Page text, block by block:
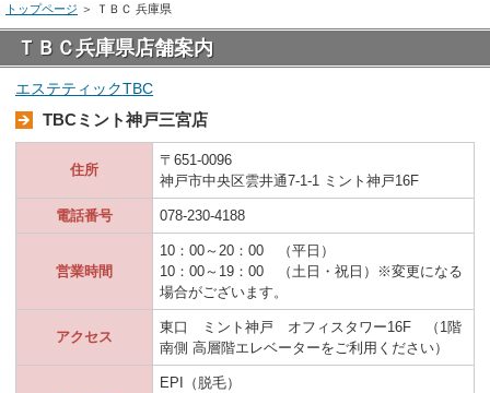
トップページ ＞ ＴＢＣ 兵庫県
ＴＢＣ兵庫県店舗案内
エステティックTBC
TBCミント神戸三宮店
住所
〒651-0096
神戸市中央区雲井通7-1-1 ミント神戸16F
電話番号 078-230-4188
営業時間
10：00～20：00 （平日）
10：00～19：00 （土日・祝日）※変更になる
場合がございます。
アクセス
東口 ミント神戸 オフィスタワー16F （1階
南側 高層階エレベーターをご利用ください）
EPI（脱毛）